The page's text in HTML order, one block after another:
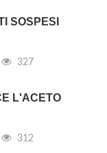
SOSPESI
327
L'ACETO
312